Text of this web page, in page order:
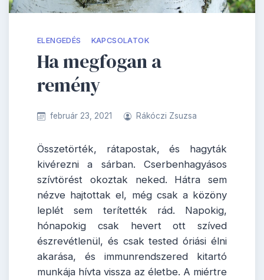
ELENGEDÉS KAPCSOLATOK
Ha megfogan a
remény
február 23, 2021 Rákóczi Zsuzsa
Összetörték, rátapostak, és hagyták
kivérezni a sárban. Cserbenhagyásos
szívtörést okoztak neked. Hátra sem
nézve hajtottak el, még csak a közöny
leplét sem terítették rád. Napokig,
hónapokig csak hevert ott szíved
észrevétlenül, és csak tested óriási élni
akarása, és immunrendszered kitartó
munkája hívta vissza az életbe. A miértre